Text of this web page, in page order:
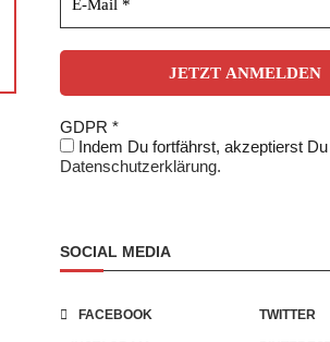
GDPR *
Indem Du fortfährst, akzeptierst
Datenschutzerklärung.
SOCIAL MEDIA
FACEBOOK TWITTER